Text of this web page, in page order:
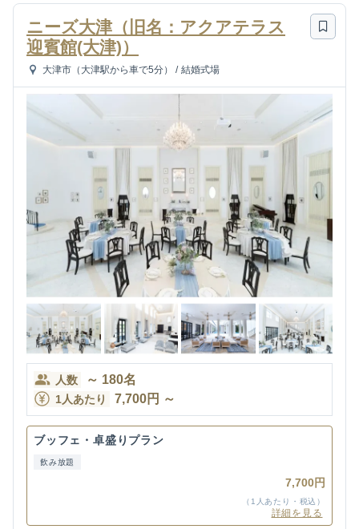
ニーズ大津（旧名：アクアテラス
迎賓館(大津)）
大津市（大津駅から車で5分） / 結婚式場
人数 ～ 180名
1人あたり 7,700円 ～
ブッフェ・卓盛りプラン
飲み放題
7,700円
（1人あたり・税込）
詳細を見る